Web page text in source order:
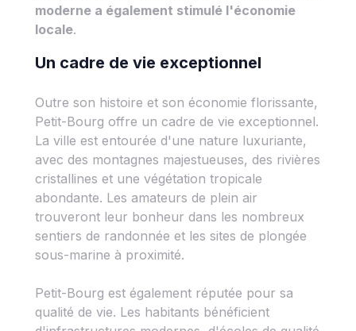
moderne a également stimulé l'économie
locale.
Un cadre de vie exceptionnel
Outre son histoire et son économie florissante,
Petit-Bourg offre un cadre de vie exceptionnel.
La ville est entourée d'une nature luxuriante,
avec des montagnes majestueuses, des rivières
cristallines et une végétation tropicale
abondante. Les amateurs de plein air
trouveront leur bonheur dans les nombreux
sentiers de randonnée et les sites de plongée
sous-marine à proximité.
Petit-Bourg est également réputée pour sa
qualité de vie. Les habitants bénéficient